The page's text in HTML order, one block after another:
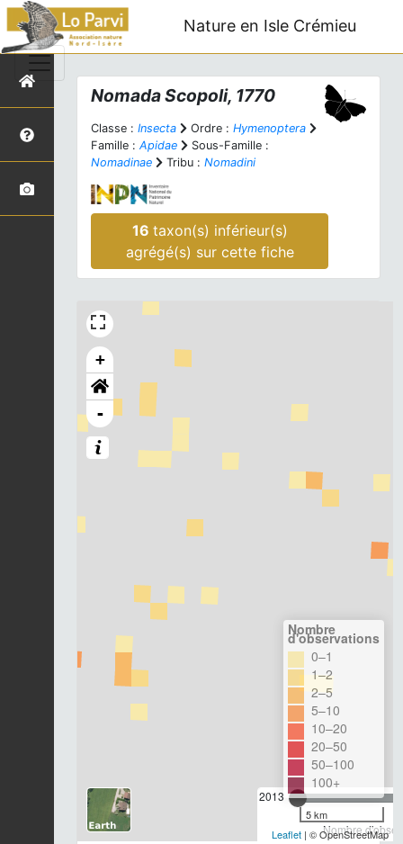
Nature en Isle Crémieu
NomadaScopoli, 1770
Classe : Insecta Ordre : Hymenoptera
Famille : Apidae
Sous-Famille :
Nomadinae
Tribu : Nomadini
16 taxon(s) inférieur(s)
agrégé(s) sur cette fiche
+
-
2013
Nombre
Nombre
d'observations
0–1
1–2
2–5
5–10
10–20
20–50
50–100
100+
5 km
Leaflet | © OpenStreetMap